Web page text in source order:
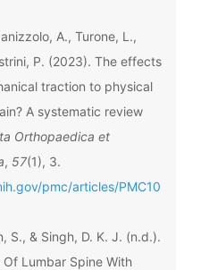
A., Turone, L.,
P. (2023). The effects
traction to physical
A systematic review
Orthopaedica et
, 57(1), 3.
pmc/articles/PMC10
S., & Singh, D. K. J. (n.d.).
Of Lumbar Spine With